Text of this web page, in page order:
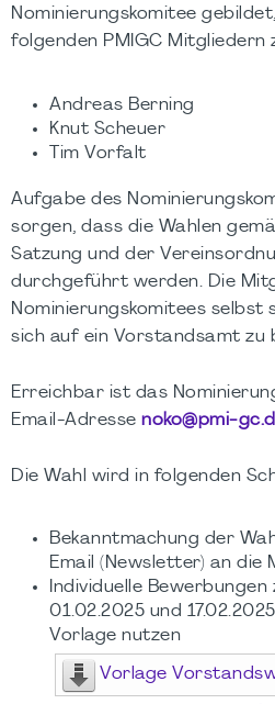
Nominierungskomitee
folgenden PMIGC Mitgliedern
Andreas Berning
Knut Scheuer
Tim Vorfalt
Aufgabe des
sorgen, dass die Wahlen
Satzung und der
durchgeführt werden. Die
Nominierungskomitees
sich auf ein Vorstandsamt zu
Erreichbar ist das
Email-Adresse noko@pmi-
Die Wahl wird in folgenden
Bekanntmachung der
Email (Newsletter) an die
Individuelle Bewerbungen
01.02.2025 und
Vorlage nutzen
Vorlage